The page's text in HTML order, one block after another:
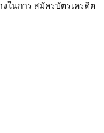
งในการ สมัครบัตรเครดิต